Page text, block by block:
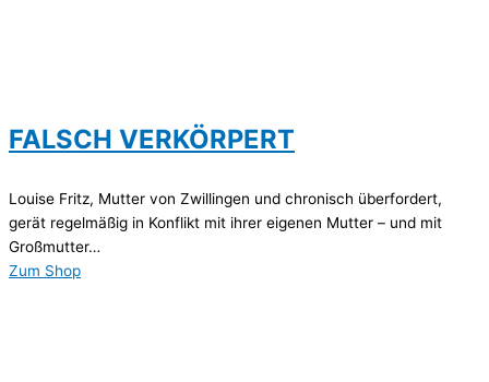
FALSCH VERKÖRPERT
Louise Fritz, Mutter von Zwillingen und chronisch überfordert,
gerät regelmäßig in Konflikt mit ihrer eigenen Mutter – und mit
Großmutter…
Zum Shop